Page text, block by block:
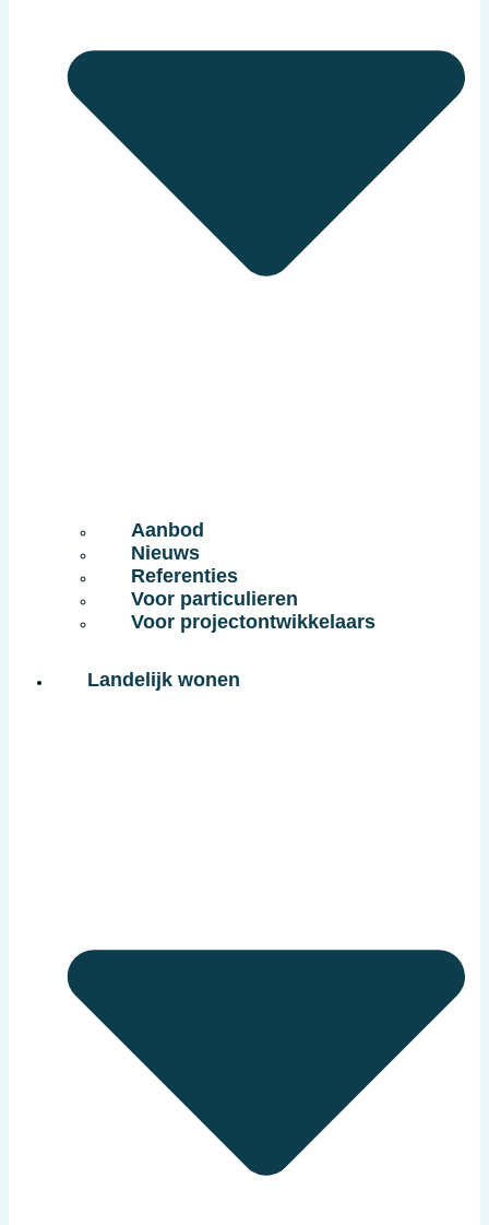
Aanbod
Nieuws
Referenties
Voor particulieren
Voor projectontwikkelaars
Landelijk wonen